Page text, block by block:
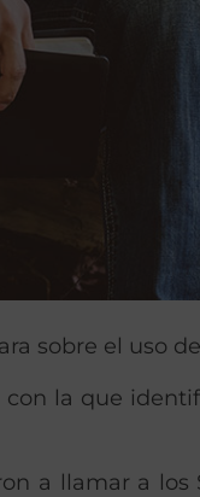
sobre el uso
la que
a llamar a